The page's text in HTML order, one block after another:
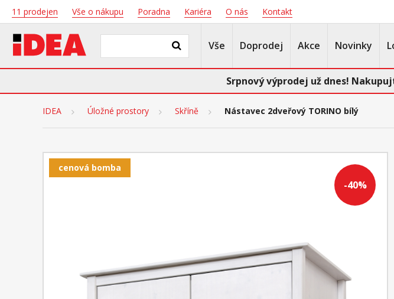
11 prodejen Vše o nákupu Poradna Kariéra O nás Kontakt
Vše Doprodej Akce Novinky
Srpnový výprodej už dnes!
IDEA Úložné prostory Skříně Nástavec 2dveřový TORINO bílý
-40%
cenová bomba